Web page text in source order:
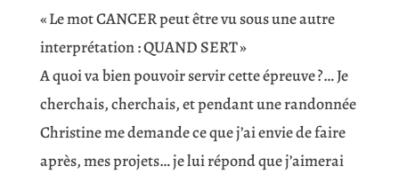
« Le mot CANCER peut être vu sous une autre
interprétation : QUAND SERT »
A quoi va bien pouvoir servir cette épreuve ?… Je
cherchais, cherchais, et pendant une randonnée
Christine me demande ce que j’ai envie de faire
après, mes projets… je lui répond que j’aimerai